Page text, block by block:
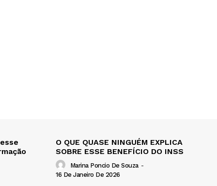
O QUE QUASE NINGUÉM EXPLICA
SOBRE ESSE BENEFÍCIO DO INSS
Marina Poncio De Souza -
16 De Janeiro De 2026